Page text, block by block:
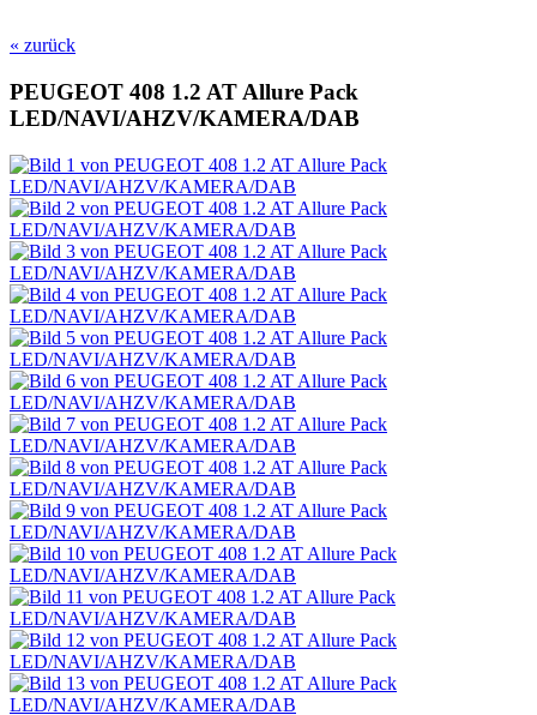
« zurück
PEUGEOT 408 1.2 AT Allure Pack
LED/NAVI/AHZV/KAMERA/DAB